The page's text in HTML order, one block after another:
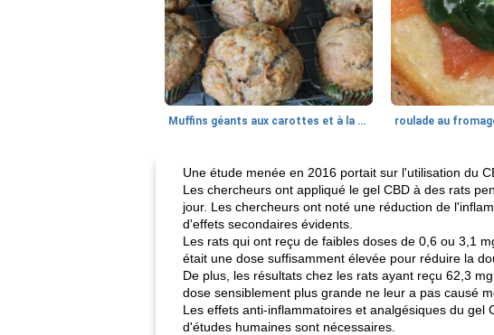
Muffins géants aux carottes et à la banane de Nif roulade au
Une étude menée en 2016 portait sur l'utilisation du
Les chercheurs ont appliqué le gel CBD à des rats
jour. Les chercheurs ont noté une réduction de
d'effets secondaires évidents.
Les rats qui ont reçu de faibles doses de 0,6 ou 3,1
était une dose suffisamment élevée pour réduire la
De plus, les résultats chez les rats ayant reçu 62,3
dose sensiblement plus grande ne leur a pas causé
Les effets anti-inflammatoires et analgésiques du
d'études humaines sont nécessaires.